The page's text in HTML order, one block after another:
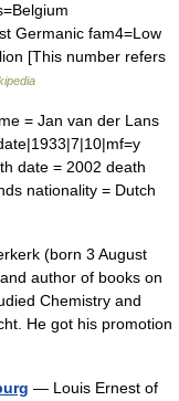
Germanic fam4=Low
[This number refers
= Jan van der Lans
date = 2002 death
nationality = Dutch
(born 3 August
author of books on
Chemistry and
He got his promotion
— Louis Ernest of